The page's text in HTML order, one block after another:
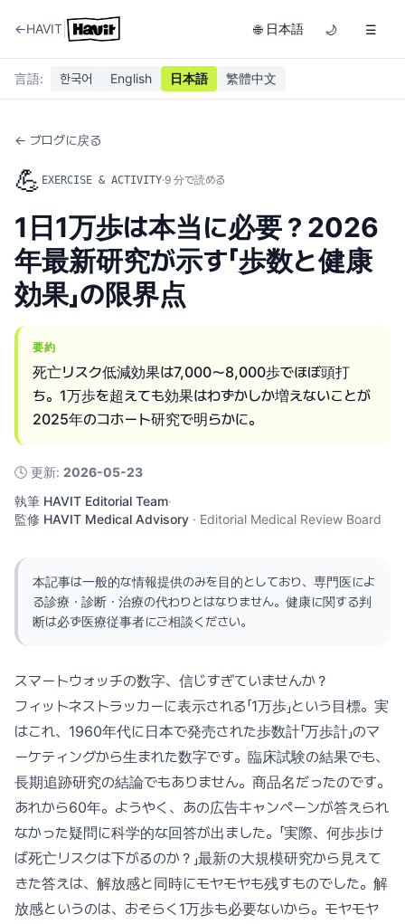
←HAVIT 🌐 日本語 🌙 ☰
言語: 한국어 English 日本語 繁體中文
← ブログに戻る
💪 EXERCISE & ACTIVITY·9 分で読める
1日1万歩は本当に必要？2026
年最新研究が示す「歩数と健康
効果」の限界点
要約
死亡リスク低減効果は7,000〜8,000歩でほぼ頭打
ち。1万歩を超えても効果はわずかしか増えないことが
2025年のコホート研究で明らかに。
🕓 更新: 2026-05-23
執筆 HAVIT Editorial Team·
監修 HAVIT Medical Advisory · Editorial Medical Review Board
本記事は一般的な情報提供のみを目的としており、専門医によ
る診療・診断・治療の代わりとはなりません。健康に関する判
断は必ず医療従事者にご相談ください。
スマートウォッチの数字、信じすぎていませんか？
フィットネストラッカーに表示される「1万歩」という目標。実
はこれ、1960年代に日本で発売された歩数計「万歩計」のマ
ーケティングから生まれた数字です。臨床試験の結果でも、
長期追跡研究の結論でもありません。商品名だったのです。
あれから60年。ようやく、あの広告キャンペーンが答えられ
なかった疑問に科学的な回答が出ました。「実際、何歩歩け
ば死亡リスクは下がるのか？」最新の大規模研究から見えて
きた答えは、解放感と同時にモヤモヤも残すものでした。解
放感というのは、おそらく1万歩も必要ないから。モヤモヤ